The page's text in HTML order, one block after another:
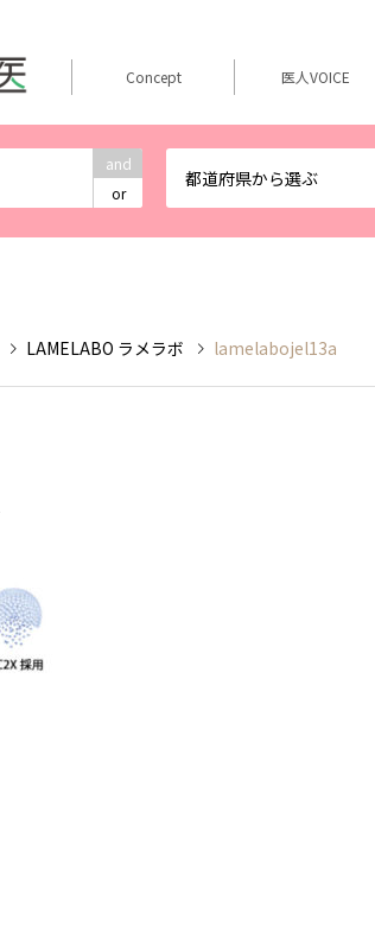
and
or
都道府県から選ぶ
Concept 医人VOICE
LAMELABO ラメラボ lamelabojel13a